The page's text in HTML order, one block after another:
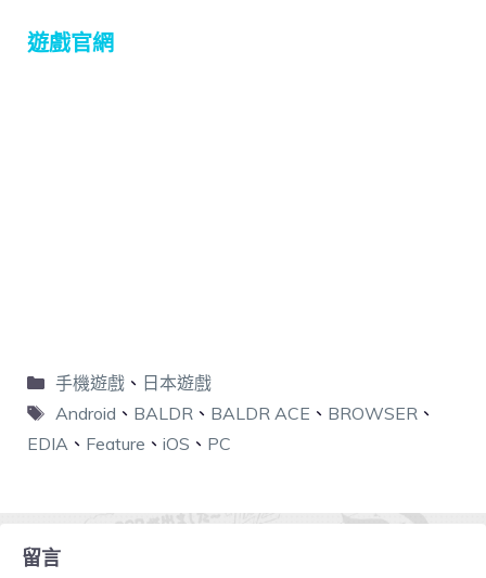
遊戲官網
手機遊戲、 日本遊戲
Android 、 BALDR、 BALDR ACE 、 BROWSER、
EDIA 、 Feature 、 iOS 、 PC
留言